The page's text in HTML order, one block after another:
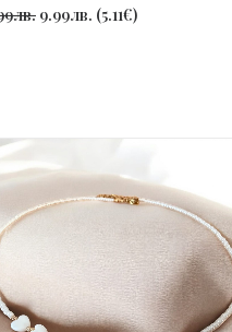
лв. 9.99лв. (5.11€)